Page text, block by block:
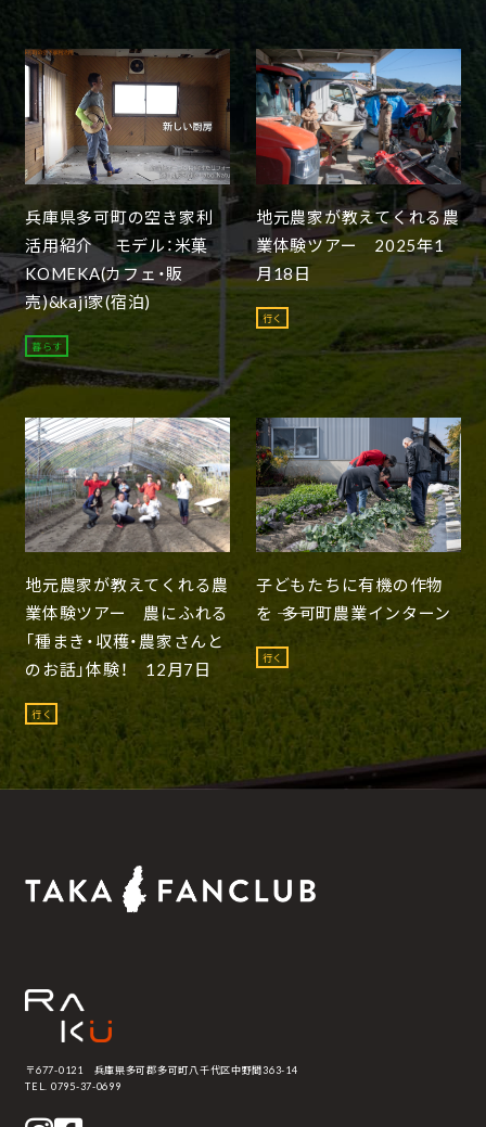
兵庫県多可町の空き家利
活用紹介 モデル：米菓
KOMEKA(カフェ・販
売)&kaji家(宿泊)
暮らす
地元農家が教えてくれる農
業体験ツアー 2025年1
月18日
行く
地元農家が教えてくれる農
業体験ツアー 農にふれる
「種まき・収穫・農家さんと
のお話」体験！ 12月7日
行く
子どもたちに有機の作物
を ―― 多可町農業インターン
行く
〒677-0121 兵庫県多可郡多可町八千代区中野間363-14
TEL. 0795-37-0699